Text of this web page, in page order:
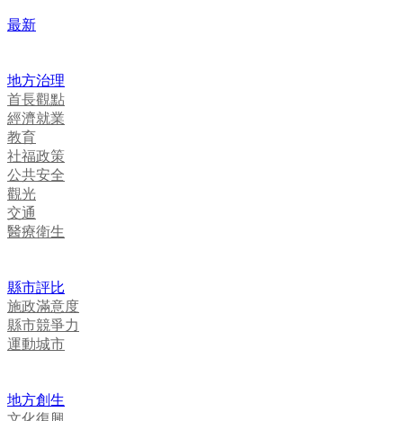
最新
地方治理
首長觀點
經濟就業
教育
社福政策
公共安全
觀光
交通
醫療衛生
縣市評比
施政滿意度
縣市競爭力
運動城市
地方創生